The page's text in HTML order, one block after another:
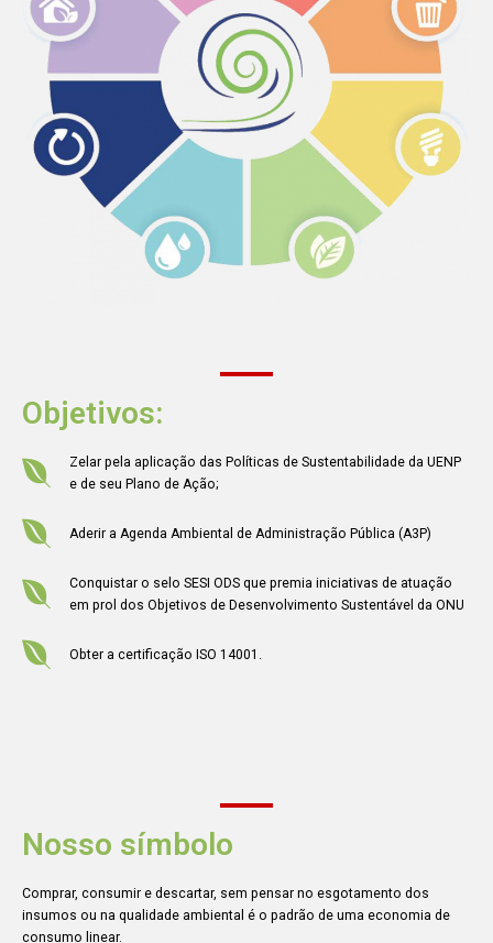
Objetivos:
Zelar pela aplicação das Políticas de Sustentabilidade da UENP
e de seu Plano de Ação;
Aderir a Agenda Ambiental de Administração Pública (A3P)
Conquistar o selo SESI ODS que premia iniciativas de atuação
em prol dos Objetivos de Desenvolvimento Sustentável da ONU
Obter a certificação ISO 14001.
Nosso símbolo
Comprar, consumir e descartar, sem pensar no esgotamento dos
insumos ou na qualidade ambiental é o padrão de uma economia de
consumo linear.